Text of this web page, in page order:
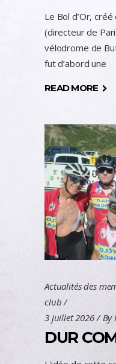
Le Bol d’Or,
(directeur de
vélodrome de
fut d’abord une
READ MORE
Actualités des
club
3 juillet 2026
By
DUR